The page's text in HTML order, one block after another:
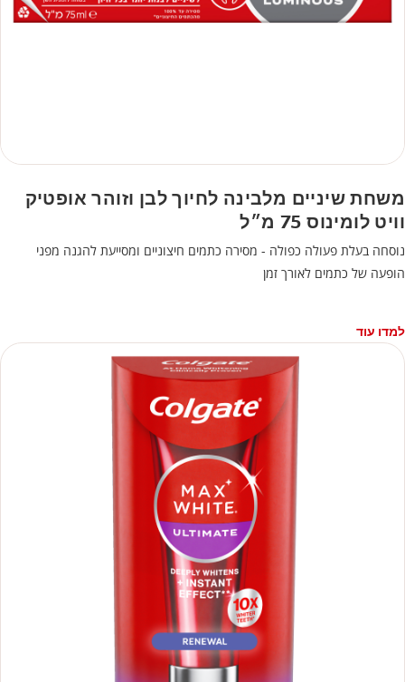
משחת שיניים מלבינה לחיוך לבן וזוהר אופטיק
וויט לומינוס 75 מ״ל
נוסחה בעלת פעולה כפולה - מסירה כתמים חיצוניים ומסייעת להגנה מפני
הופעה של כתמים לאורך זמן
למדו עוד